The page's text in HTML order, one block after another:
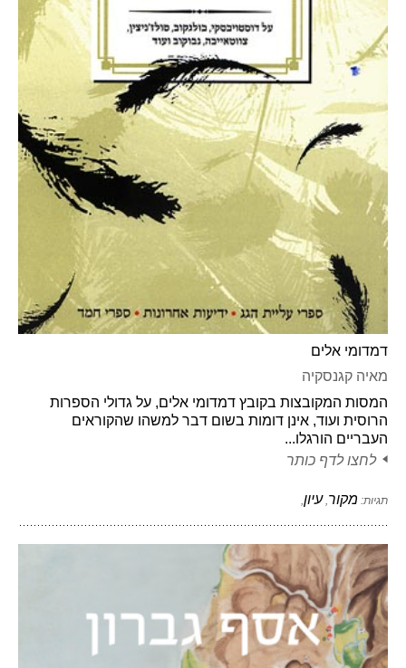
דמדומי אלים
מאיה קגנסקיה
המסות המקובצות בקובץ דמדומי אלים, על גדולי הספרות
הרוסית ועוד, אינן דומות בשום דבר למשהו שהקוראים
העבריים הורגלו...
לחצו לדף כותר
תגיות: מקור ,עיון